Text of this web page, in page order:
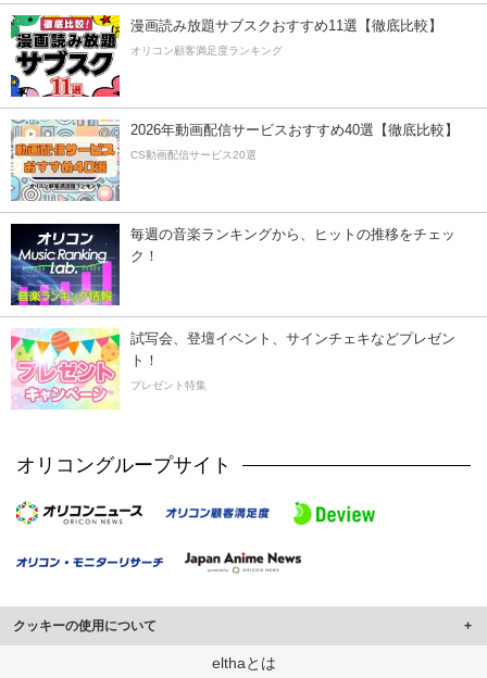
漫画読み放題サブスクおすすめ11選【徹底比較】
オリコン顧客満足度ランキング
2026年動画配信サービスおすすめ40選【徹底比較】
CS動画配信サービス20選
毎週の音楽ランキングから、ヒットの推移をチェッ
ク！
試写会、登壇イベント、サインチェキなどプレゼン
ト！
プレゼント特集
オリコングループサイト
クッキーの使用について
このサイトでは Cookie を使用して、ユーザーに合わせたコンテンツや広告の
elthaとは